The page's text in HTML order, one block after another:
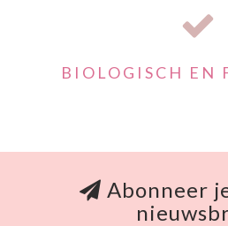
BIOLOGISCH EN
Abonneer